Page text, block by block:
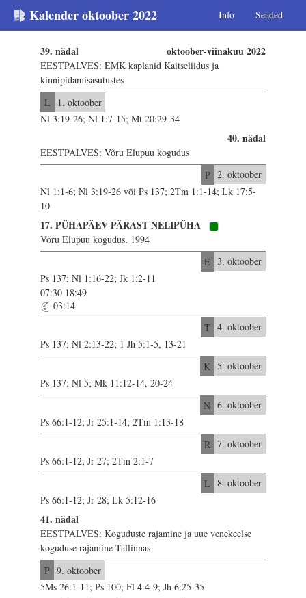
Kalender oktoober 2022 Info Seaded
39. nädal oktoober-viinakuu 2022
EESTPALVES: EMK kaplanid Kaitseliidus ja
kinnipidamisasutustes
L
1. oktoober
Nl 3:19-26; Nl 1:7-15; Mt 20:29-34
40. nädal
EESTPALVES: Võru Elupuu kogudus
P 2. oktoober
Nl 1:1-6; Nl 3:19-26 või Ps 137; 2Tm 1:1-14; Lk 17:5-
10
17. PÜHAPÄEV PÄRAST NELIPÜHA
Võru Elupuu kogudus, 1994
E 3. oktoober
Ps 137; Nl 1:16-22; Jk 1:2-11
07:30 18:49
03:14
T 4. oktoober
Ps 137; Nl 2:13-22; 1 Jh 5:1-5, 13-21
K 5. oktoober
Ps 137; Nl 5; Mk 11:12-14, 20-24
N 6. oktoober
Ps 66:1-12; Jr 25:1-14; 2Tm 1:13-18
R 7. oktoober
Ps 66:1-12; Jr 27; 2Tm 2:1-7
L
8. oktoober
Ps 66:1-12; Jr 28; Lk 5:12-16
41. nädal
EESTPALVES: Koguduste rajamine ja uue venekeelse
koguduse rajamine Tallinnas
P 9. oktoober
5Ms 26:1-11; Ps 100; Fl 4:4-9; Jh 6:25-35